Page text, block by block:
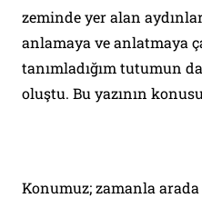
zeminde yer alan
anlamaya ve anlatmaya
tanımladığım tutumun
oluştu. Bu yazının
Konumuz; zamanla